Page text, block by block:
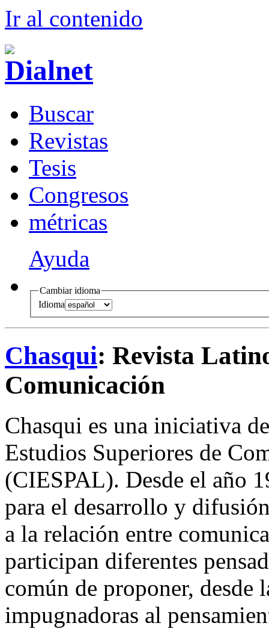
Ir al contenido
Buscar
Revistas
Tesis
Congresos
métricas
Ayuda
Cambiar idioma
Idioma
Chasqui: Revista
Comunicación
Chasqui es una iniciativa
Estudios Superiores de
(CIESPAL). Desde el año
para el desarrollo y
a la relación entre
participan diferentes
común de proponer, desde
impugnadoras al